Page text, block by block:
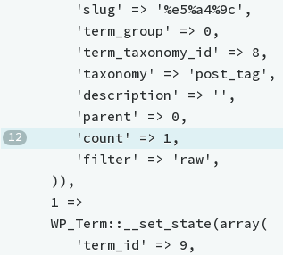
     'slug' => '%e5%a4%9c',
     'term_group' => 0,
     'term_taxonomy_id' => 8,
     'taxonomy' => 'post_tag',
     'description' => '',
     'parent' => 0,
     'count' => 1,
     'filter' => 'raw',
  )),
  1 =>
  WP_Term::__set_state(array(
     'term_id' => 9,